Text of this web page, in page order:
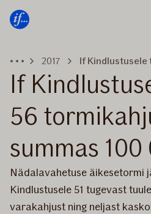
2017
If
56
summas
Nädalavahetuse äikesetormi
Kindlustusele 51 tugevast
varakahjust ning neljast